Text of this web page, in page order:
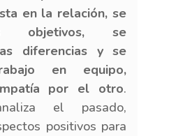
en la relación, se
objetivos, se
diferencias y se
en equipo,
por el otro.
el pasado,
positivos para